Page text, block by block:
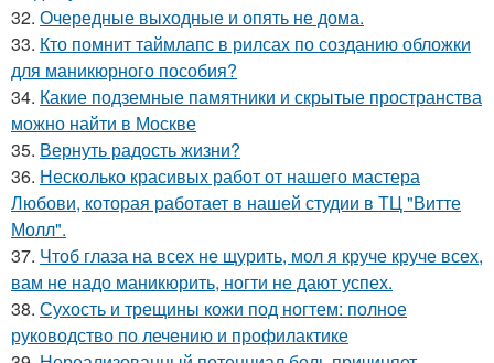
32. Очередные выходные и опять не дома.
33. Кто помнит таймлапс в рилсах по созданию обложки
для маникюрного пособия?
34. Какие подземные памятники и скрытые пространства
можно найти в Москве
35. Вернуть радость жизни?
36. Несколько красивых работ от нашего мастера
Любови, которая работает в нашей студии в ТЦ "Витте
Молл".
37. Чтоб глаза на всех не щурить, мол я круче круче всех,
вам не надо маникюрить, ногти не дают успех.
38. Сухость и трещины кожи под ногтем: полное
руководство по лечению и профилактике